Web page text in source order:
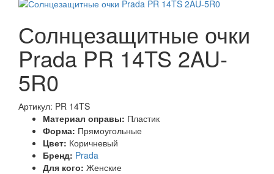
Солнцезащитные очки
Prada PR 14TS 2AU-
5R0
Артикул: PR 14TS
Материал оправы: Пластик
Форма: Прямоугольные
Цвет: Коричневый
Бренд: Prada
Для кого: Женские